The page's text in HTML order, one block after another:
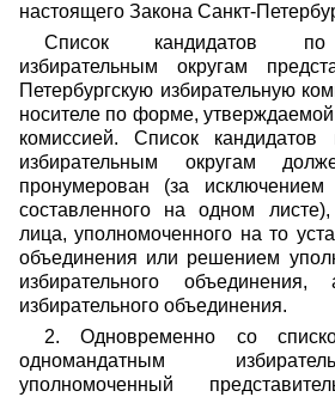
настоящего Закона Санкт-
Список кандидатов по
избирательным округам
Петербургскую избирательную
носителе по форме, утверждаемой
комиссией. Список
избирательным округам
пронумерован (за исключением
составленного на одном
лица, уполномоченного на то
объединения или решением
избирательного
избирательного объединения.
2. Одновременно со
одномандатным
уполномоченный